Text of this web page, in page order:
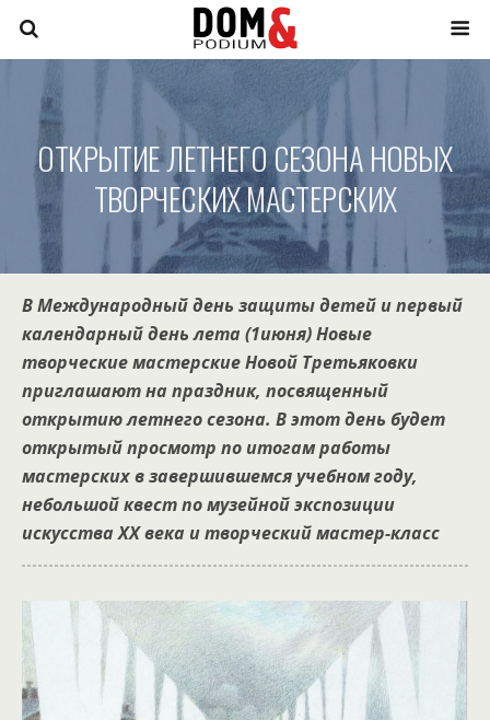
ОТКРЫТИЕ ЛЕТНЕГО СЕЗОНА НОВЫХ
ТВОРЧЕСКИХ МАСТЕРСКИХ
В Международный день защиты детей и первый
календарный день лета (1июня) Новые
творческие мастерские Новой Третьяковки
приглашают на праздник, посвященный
открытию летнего сезона. В этот день будет
открытый просмотр по итогам работы
мастерских в завершившемся учебном году,
небольшой квест по музейной экспозиции
искусства ХХ века и творческий мастер-класс